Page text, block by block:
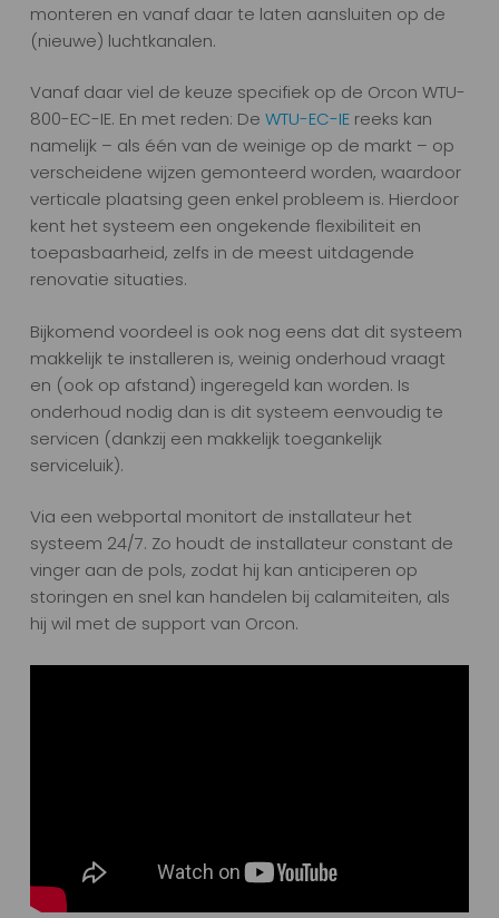
monteren en vanaf daar te laten aansluiten op de
(nieuwe) luchtkanalen.
Vanaf daar viel de keuze specifiek op de Orcon WTU-
800-EC-IE. En met reden: De WTU-EC-IEreeks kan
namelijk – als één van de weinige op de markt – op
verscheidene wijzen gemonteerd worden, waardoor
verticale plaatsing geen enkel probleem is. Hierdoor
kent het systeem een ongekende flexibiliteit en
toepasbaarheid, zelfs in de meest uitdagende
renovatie situaties.
Bijkomend voordeel is ook nog eens dat dit systeem
makkelijk te installeren is, weinig onderhoud vraagt
en (ook op afstand) ingeregeld kan worden. Is
onderhoud nodig dan is dit systeem eenvoudig te
servicen (dankzij een makkelijk toegankelijk
serviceluik).
Via een webportal monitort de installateur het
systeem 24/7. Zo houdt de installateur constant de
vinger aan de pols, zodat hij kan anticiperen op
storingen en snel kan handelen bij calamiteiten, als
hij wil met de support van Orcon.